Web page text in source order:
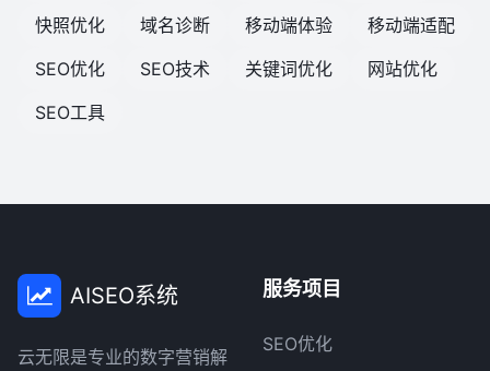
快照优化
域名诊断 移动端体验
移动端适配
SEO优化
SEO技术 关键词优化
网站优化
SEO工具
AISEO系统
云无限是专业的数字营销解
服务项目
SEO优化